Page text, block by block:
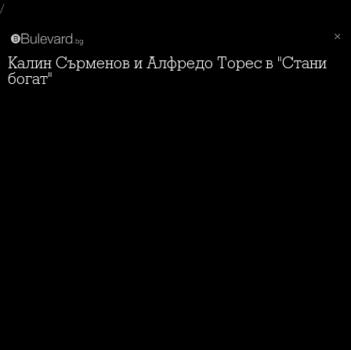
/
Калин Сърменов и Алфредо Торес в "Стани
богат"